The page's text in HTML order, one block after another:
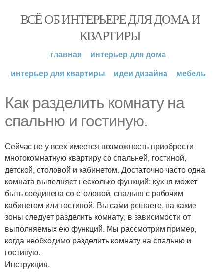
ВСЁ ОБ ИНТЕРЬЕРЕ ДЛЯ ДОМА И
КВАРТИРЫ
главная
интерьер для дома
интерьер для квартиры
идеи дизайна мебель
Как разделить комнату на
спальню и гостиную.
Сейчас не у всех имеется возможность приобрести
многокомнатную квартиру со спальней, гостиной,
детской, столовой и кабинетом. Достаточно часто одна
комната выполняет несколько функций: кухня может
быть соединена со столовой, спальня с рабочим
кабинетом или гостиной. Вы сами решаете, на какие
зоны следует разделить комнату, в зависимости от
выполняемых ею функций. Мы рассмотрим пример,
когда необходимо разделить комнату на спальню и
гостиную.
Инструкция.